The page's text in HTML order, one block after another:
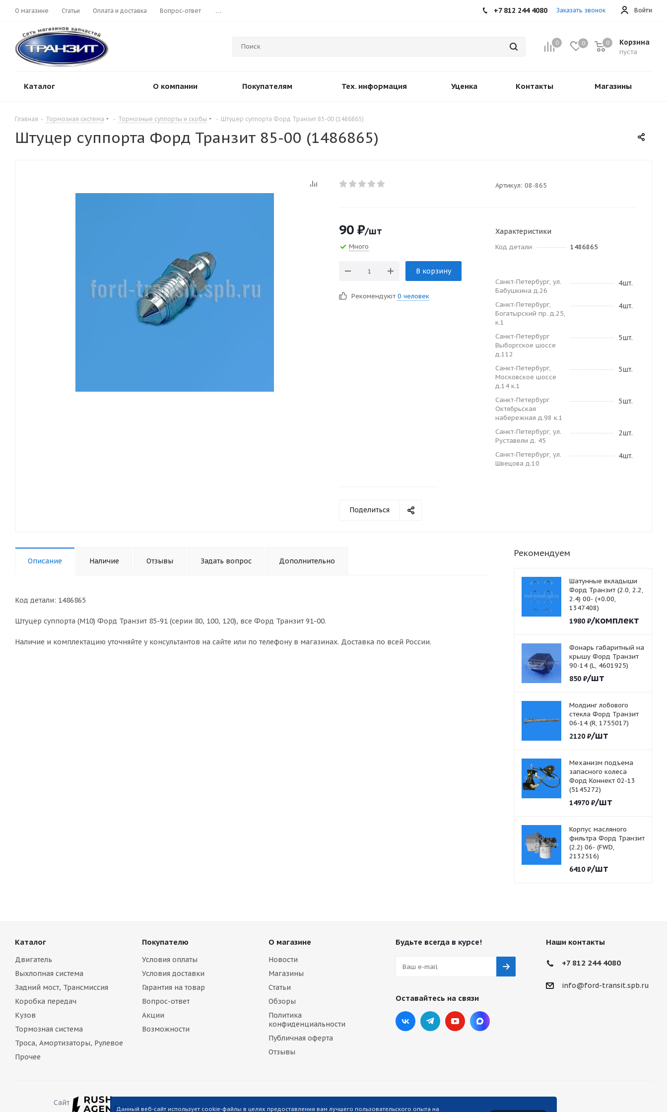
О магазине Статьи Оплата и доставка Вопрос-ответ ... Войти
+7 812 244 4080 Заказать звонок
0 0 Корзина
пуста
0
Каталог О компании Покупателям Тех. информация Уценка Контакты Магазины
Главная - Тормозная система - Тормозные суппорты и скобы - Штуцер суппорта Форд Транзит 85-00 (1486865)
Штуцер суппорта Форд Транзит 85-00 (1486865)
Артикул: 08-865
90 ₽/шт
Много
В корзину
Рекомендуют 0 человек
Характеристики
Код детали 1486865
Санкт-Петербург, ул.
Бабушкина д.26
4шт.
Санкт-Петербург,
Богатырский пр. д.25,
к.1
4шт.
Санкт-Петербург
Выборгское шоссе
д.112
5шт.
Санкт-Петербург,
Московское шоссе
д.14 к.1
5шт.
Санкт-Петербург
Октябрьская
набережная д.98 к.1
5шт.
Санкт-Петербург, ул.
Руставели д. 45
2шт.
Санкт-Петербург, ул.
Швецова д.10
4шт.
Поделиться
Описание Наличие Отзывы Задать вопрос Дополнительно
Код детали: 1486865
Штуцер суппорта (М10) Форд Транзит 85-91 (серии 80, 100, 120), все Форд Транзит 91-00.
Наличие и комплектацию уточняйте у консультантов на сайте или по телефону в магазинах. Доставка по всей России.
Рекомендуем
Шатунные вкладыши
Форд Транзит (2.0, 2.2,
2.4) 00- (+0.00,
1347408)
1980₽/комплект
Фонарь габаритный на
крышу Форд Транзит
90-14 (L, 4601925)
850₽/шт
Молдинг лобового
стекла Форд Транзит
06-14 (R, 1755017)
2120₽/шт
Механизм подъема
запасного колеса
Форд Коннект 02-13
(5145272)
14970₽/шт
Корпус масляного
фильтра Форд Транзит
(2.2) 06- (FWD,
2132516)
6410₽/шт
Каталог
Двигатель
Выхлопная система
Задний мост, Трансмиссия
Коробка передач
Кузов
Тормозная система
Троса, Амортизаторы, Рулевое
Прочее
Покупателю
Условия оплаты
Условия доставки
Гарантия на товар
Вопрос-ответ
Акции
Возможности
О магазине
Новости
Магазины
Статьи
Обзоры
Политика
конфиденциальности
Публичная оферта
Отзывы
Будьте всегда в курсе!
Оставайтесь на связи
Наши контакты
+7 812 244 4080
info@ford-transit.spb.ru
Сайт
Данный веб-сайт использует cookie-файлы в целях предоставления вам лучшего пользовательского опыта на